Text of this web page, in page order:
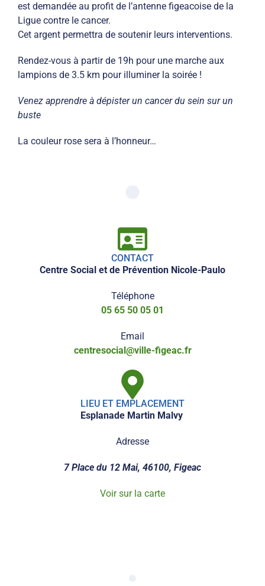
est demandée au profit de l’antenne figeacoise de la
Ligue contre le cancer.
Cet argent permettra de soutenir leurs interventions.
Rendez-vous à partir de 19h pour une marche aux
lampions de 3.5 km pour illuminer la soirée !
Venez apprendre à dépister un cancer du sein sur un
buste
La couleur rose sera à l’honneur…
CONTACT
Centre Social et de Prévention Nicole-Paulo
Téléphone
05 65 50 05 01
Email
centresocial@ville-figeac.fr
LIEU ET EMPLACEMENT
Esplanade Martin Malvy
Adresse
7 Place du 12 Mai, 46100, Figeac
Voir sur la carte